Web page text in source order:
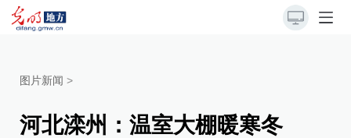
图片新闻 >
河北滦州：温室大棚暖寒冬